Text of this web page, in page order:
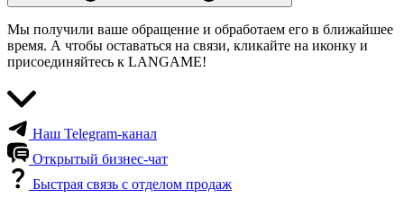
Мы получили ваше обращение и обработаем его в ближайшее
время. А чтобы оставаться на связи, кликайте на иконку и
присоединяйтесь к LANGAME!
Наш Telegram-канал
Открытый бизнес-чат
Быстрая связь с отделом продаж